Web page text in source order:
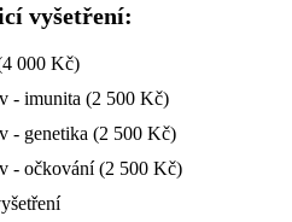
vyšetření:
000 Kč)
- imunita (2 500 Kč)
- genetika (2 500 Kč)
- očkování (2 500 Kč)